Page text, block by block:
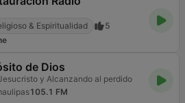
& Espiritualidad
5
de Dios
y Alcanzando al perdido
105.1 FM